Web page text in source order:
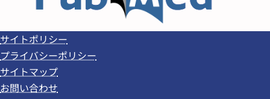
サイトポリシー
プライバシーポリシー
サイトマップ
お問い合わせ